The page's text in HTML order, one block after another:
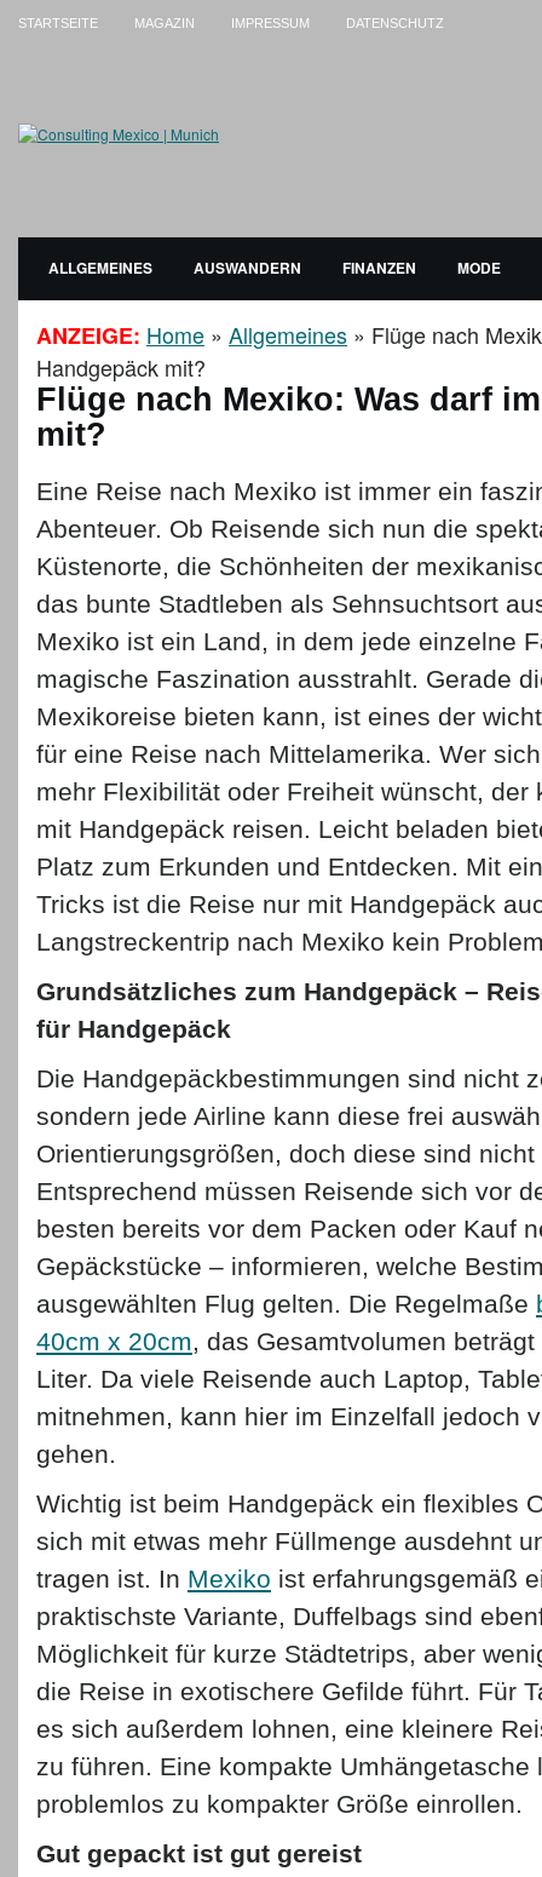
STARTSEITE MAGAZIN IMPRESSUM DATENSCHUTZ
ALLGEMEINES AUSWANDERN FINANZEN MODE
ANZEIGE: Home » Allgemeines » Flüge nach
Handgepäck mit?
Flüge nach Mexiko: Was darf
mit?
Eine Reise nach Mexiko ist immer ein
Abenteuer. Ob Reisende sich nun die
Küstenorte, die Schönheiten der
das bunte Stadtleben als Sehnsuchtsort
Mexiko ist ein Land, in dem jede einzelne
magische Faszination ausstrahlt. Gerade
Mexikoreise bieten kann, ist eines der
für eine Reise nach Mittelamerika. Wer
mehr Flexibilität oder Freiheit wünscht, der
mit Handgepäck reisen. Leicht beladen
Platz zum Erkunden und Entdecken. Mit
Tricks ist die Reise nur mit Handgepäck
Langstreckentrip nach Mexiko kein
Grundsätzliches zum Handgepäck –
für Handgepäck
Die Handgepäckbestimmungen sind nicht
sondern jede Airline kann diese frei
Orientierungsgrößen, doch diese sind
Entsprechend müssen Reisende sich vor
besten bereits vor dem Packen oder Kauf
Gepäckstücke – informieren, welche
ausgewählten Flug gelten. Die Regelmaße
40cm x 20cm, das Gesamtvolumen
Liter. Da viele Reisende auch Laptop,
mitnehmen, kann hier im Einzelfall jedoch
gehen.
Wichtig ist beim Handgepäck ein flexibles
sich mit etwas mehr Füllmenge ausdehnt
tragen ist. In Mexiko ist erfahrungsgemäß
praktischste Variante, Duffelbags sind
Möglichkeit für kurze Städtetrips, aber
die Reise in exotischere Gefilde führt. Für
es sich außerdem lohnen, eine kleinere
zu führen. Eine kompakte Umhängetasche
problemlos zu kompakter Größe einrollen.
Gut gepackt ist gut gereist